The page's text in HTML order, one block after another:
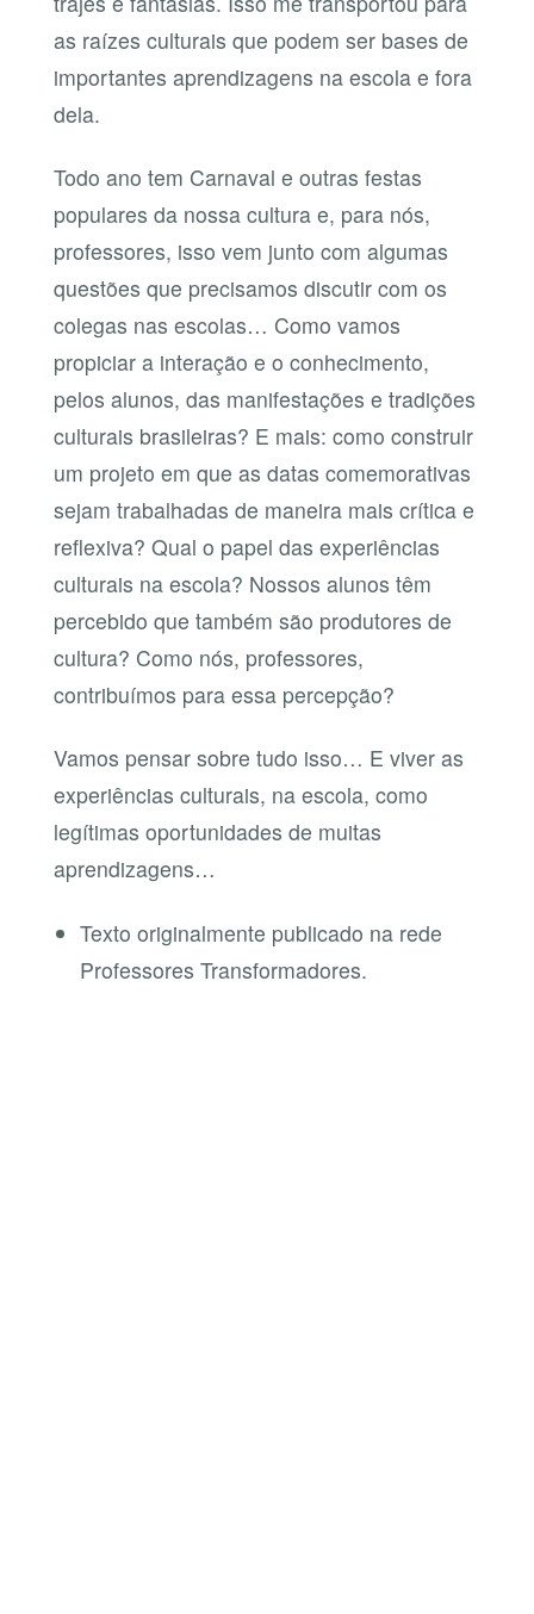
as raízes culturais que podem ser bases de
importantes aprendizagens na escola e fora
dela.
Todo ano tem Carnaval e outras festas
populares da nossa cultura e, para nós,
professores, isso vem junto com algumas
questões que precisamos discutir com os
colegas nas escolas… Como vamos
propiciar a interação e o conhecimento,
pelos alunos, das manifestações e tradições
culturais brasileiras? E mais: como construir
um projeto em que as datas comemorativas
sejam trabalhadas de maneira mais crítica e
reflexiva? Qual o papel das experiências
culturais na escola? Nossos alunos têm
percebido que também são produtores de
cultura? Como nós, professores,
contribuímos para essa percepção?
Vamos pensar sobre tudo isso… E viver as
experiências culturais, na escola, como
legítimas oportunidades de muitas
aprendizagens…
Texto originalmente publicado na rede
Professores Transformadores.